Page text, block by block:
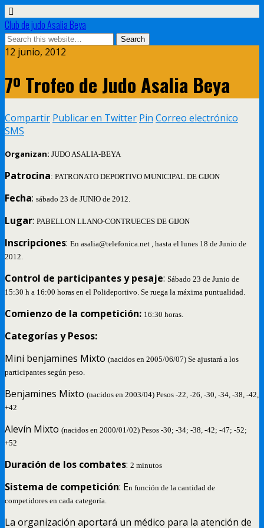
Club de judo Asalia Beya
12 junio, 2012
7º Trofeo de Judo Asalia Beya
Compartir Publicar en Twitter Pin Correo electrónico
SMS
Organizan: JUDO ASALIA-BEYA
Patrocina: PATRONATO DEPORTIVO MUNICIPAL DE GIJON
Fecha: sábado 23 de JUNIO de 2012.
Lugar: PABELLON LLANO-CONTRUECES DE GIJON
Inscripciones: En asalia@telefonica.net , hasta el lunes 18 de Junio de
2012.
Control de participantes y pesaje: Sábado 23 de Junio de
15:30 h a 16:00 horas en el Polideportivo. Se ruega la máxima puntualidad.
Comienzo de la competición: 16:30 horas.
Categorías y Pesos:
Mini benjamines Mixto (nacidos en 2005/06/07) Se ajustará a los
participantes según peso.
Benjamines Mixto (nacidos en 2003/04) Pesos -22, -26, -30, -34, -38, -42,
+42
Alevín Mixto (nacidos en 2000/01/02) Pesos -30; -34; -38, -42; -47; -52;
+52
Duración de los combates: 2 minutos
Sistema de competición: En función de la cantidad de
competidores en cada categoría.
La organización aportará un médico para la atención de